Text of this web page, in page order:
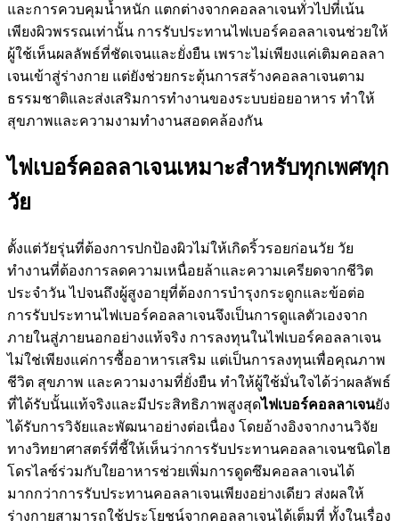
และการควบคุมน้ำหนัก แตกต่างจากคอลลาเจนทั่วไปที่เน้น
เพียงผิวพรรณเท่านั้น การรับประทานไฟเบอร์คอลลาเจนช่วยให้
ผู้ใช้เห็นผลลัพธ์ที่ชัดเจนและยั่งยืน เพราะไม่เพียงแค่เติมคอลลา
เจนเข้าสู่ร่างกาย แต่ยังช่วยกระตุ้นการสร้างคอลลาเจนตาม
ธรรมชาติและส่งเสริมการทำงานของระบบย่อยอาหาร ทำให้
สุขภาพและความงามทำงานสอดคล้องกัน
ไฟเบอร์คอลลาเจนเหมาะสำหรับทุกเพศทุก
วัย
ตั้งแต่วัยรุ่นที่ต้องการปกป้องผิวไม่ให้เกิดริ้วรอยก่อนวัย วัย
ทำงานที่ต้องการลดความเหนื่อยล้าและความเครียดจากชีวิต
ประจำวัน ไปจนถึงผู้สูงอายุที่ต้องการบำรุงกระดูกและข้อต่อ
การรับประทานไฟเบอร์คอลลาเจนจึงเป็นการดูแลตัวเองจาก
ภายในสู่ภายนอกอย่างแท้จริง การลงทุนในไฟเบอร์คอลลาเจน
ไม่ใช่เพียงแค่การซื้ออาหารเสริม แต่เป็นการลงทุนเพื่อคุณภาพ
ชีวิต สุขภาพ และความงามที่ยั่งยืน ทำให้ผู้ใช้มั่นใจได้ว่าผลลัพธ์
ที่ได้รับนั้นแท้จริงและมีประสิทธิภาพสูงสุดไฟเบอร์คอลลาเจนยัง
ได้รับการวิจัยและพัฒนาอย่างต่อเนื่อง โดยอ้างอิงจากงานวิจัย
ทางวิทยาศาสตร์ที่ชี้ให้เห็นว่าการรับประทานคอลลาเจนชนิดไฮ
โดรไลซ์ร่วมกับใยอาหารช่วยเพิ่มการดูดซึมคอลลาเจนได้
มากกว่าการรับประทานคอลลาเจนเพียงอย่างเดียว ส่งผลให้
ร่างกายสามารถใช้ประโยชน์จากคอลลาเจนได้เต็มที่ ทั้งในเรื่อง